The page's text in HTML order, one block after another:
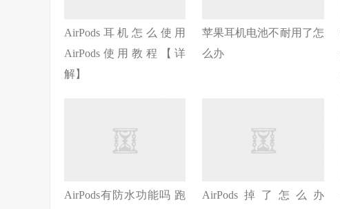
AirPods耳机怎么使用
AirPods使用教程【详
解】
苹果耳机电池不耐用了怎
么办
AirPods有防水功能吗 跑
AirPods掉了怎么办